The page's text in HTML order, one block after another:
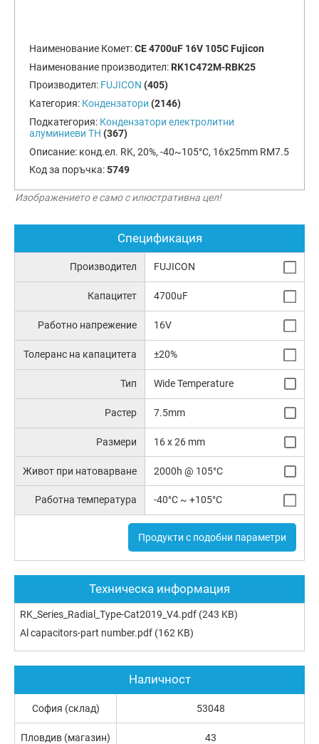
Наименование Комет:CE 4700uF 16V 105C Fujicon
Наименование производител: RK1C472M-RBK25
Производител: FUJICON (405)
Категория: Кондензатори (2146)
Подкатегория: Кондензатори електролитни
алуминиеви TH (367)
Описание: конд.ел. RK, 20%, -40~105°C, 16x25mm RM7.5
Код за поръчка:5749
Изображението е само с илюстративна цел!
Спецификация
Производител FUJICON
Капацитет 4700uF
Работно напрежение 16V
Толеранс на капацитета ±20%
Тип Wide Temperature
Растер 7.5mm
Размери 16 x 26 mm
Живот при натоварване 2000h @ 105°C
Работна температура -40°C ~ +105°C
Продукти с подобни параметри
Техническа информация
RK_Series_Radial_Type-Cat2019_V4.pdf (243 KB)
Al capacitors-part number.pdf (162 KB)
Наличност
София (склад) 53048
Пловдив (магазин) 43